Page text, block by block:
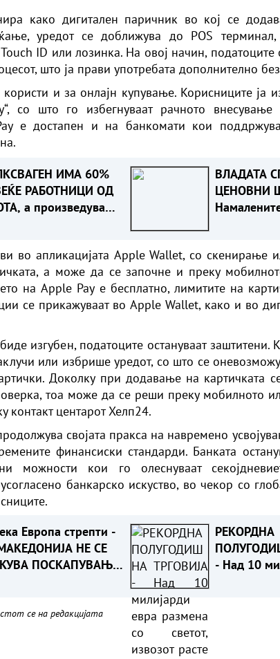
како дигитален паричник во кој се
уредот се доближува до POS
ID или лозинка. На овој начин, податоците
што ја прави употребата дополнително
и за онлајн купување. Корисниците ја
со што го избегнуваат рачното
е достапен и на банкомати кои
ИМА 60%
РАБОТНИЦИ ОД
а произведува
ВЛАДАТА
ЦЕНОВНИ
во апликацијата Apple Wallet, со скенирање
а може да се започне и преку
на Apple Pay е бесплатно, лимитите на
се прикажуваат во Apple Wallet, како и во
изгубен, податоците остануваат заштитени.
или избрише уредот, со што се
Доколку при додавање на картичката
тоа може да се реши преку мобилното
контакт центарот Хелп24.
својата пракса на навремено
финансиски стандарди. Банката
можности кои го олеснуваат
банкарско искуство, во чекор со
Европа стрепти -
НЕ СЕ
ПОСКАПУВАЊЕ
РЕКОРДНА
- Над 10
се на редакцијата